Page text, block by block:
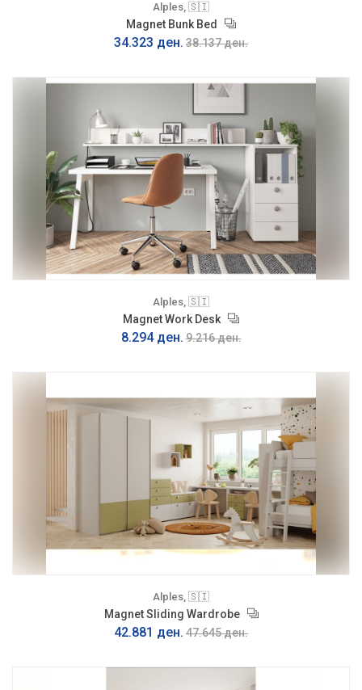
Alples, 🇸🇮
Magnet Bunk Bed
34.323 ден. 38.137 ден.
Alples, 🇸🇮
Magnet Work Desk
8.294 ден. 9.216 ден.
Alples, 🇸🇮
Magnet Sliding Wardrobe
42.881 ден. 47.645 ден.